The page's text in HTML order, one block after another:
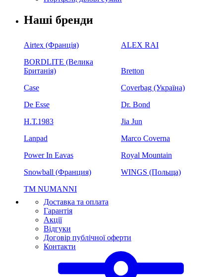
Наші бренди
Airtex (Франція)
ALEX RAI
BORDLITE (Велика
Британія)
Bretton
Case
Coverbag (Україна)
De Esse
Dr. Bond
H.Т.1983
Jia Jun
Lanpad
Marco Coverna
Power In Eavas
Royal Mountain
Snowball (Франция)
WINGS (Польща)
ТМ NUMANNI
Доставка та оплата
Гарантія
Акції
Відгуки
Договір публічної оферти
Контакти